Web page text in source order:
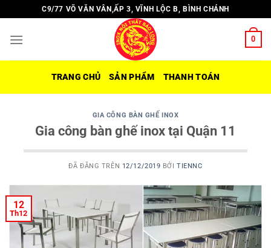
đến
nội
C9/77 VÕ VĂN VÂN,ẤP 3, VĨNH LỘC B, BÌNH CHÁNH
0
TRANG CHỦ SẢN PHẨM THANH TOÁN
GIA CÔNG BÀN GHẾ INOX
Gia công bàn ghế inox tại Quận 11
ĐÃ ĐĂNG TRÊN 12/12/2019 BỞITIENNC
12
Th12